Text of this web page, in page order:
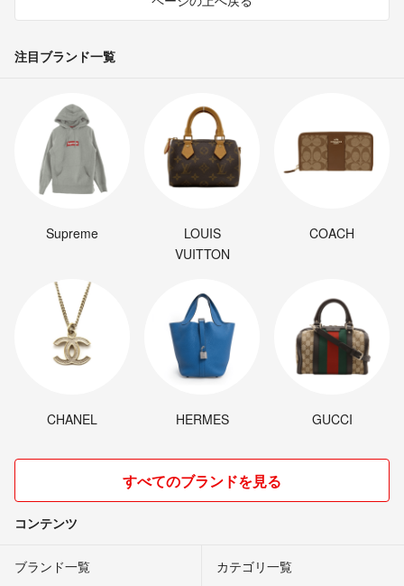
注目ブランド一覧
Supreme
LOUIS
VUITTON
COACH
CHANEL HERMES GUCCI
すべてのブランドを見る
コンテンツ
ブランド一覧 カテゴリ一覧